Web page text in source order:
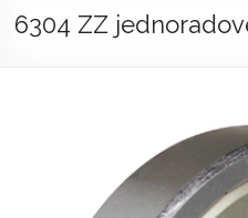
6304 ZZ